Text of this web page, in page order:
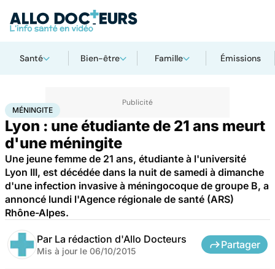
Santé Bien-être Famille Émissions
AccueilSanté Méningite
MÉNINGITE
Lyon : une étudiante de 21 ans meurt
d'une méningite
Une jeune femme de 21 ans, étudiante à l'université
Lyon III, est décédée dans la nuit de samedi à dimanche
d'une infection invasive à méningocoque de groupe B, a
annoncé lundi l'Agence régionale de santé (ARS)
Rhône-Alpes.
Par La rédaction d'Allo Docteurs
Mis à jour le 06/10/2015
Partager